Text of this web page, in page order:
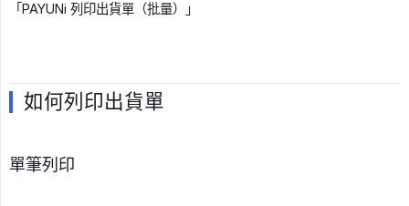
「PAYUNi 列印出貨單（批量）」
如何列印出貨單
單筆列印